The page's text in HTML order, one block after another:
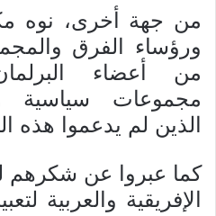
من جهة أخرى، نوه
ورؤساء الفرق
من أعضاء
مجموعات سياسية
الذين لم يدعموا هذه
كما عبروا عن شكرهم
الإفريقية والعربية